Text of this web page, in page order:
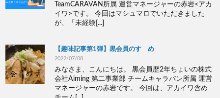
TeamCARAVAN所属 運営マネージャーの赤岩<アカ
イワ>です。 今回はマシュマロでいただきました
が、「未経験[...]
【趣味記事第1弾】黒会員のすゝめ
2022/07/08
みなさま、こんにちは。 黒会員歴2年ちょいの株式
会社Aiming 第二事業部 チームキャラバン所属 運営
マネージャーの赤岩です。 今回は、アカイワ含め